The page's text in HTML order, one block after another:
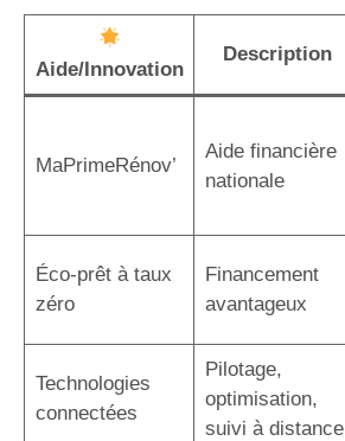
Aide/Innovation
Description
MaPrimeRénov’
Aide financière
nationale
Éco-prêt à taux
zéro
Financement
avantageux
Technologies
connectées
Pilotage,
optimisation,
suivi à distance